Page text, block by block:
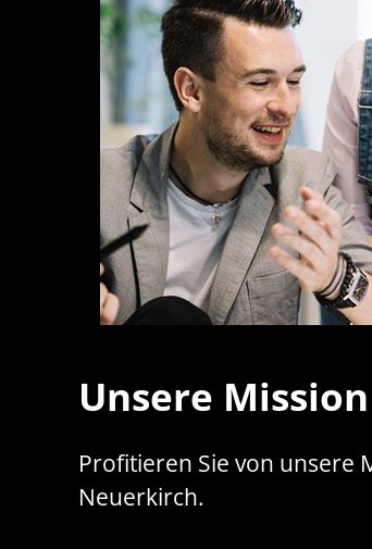
Unsere Mission
Profitieren Sie von unsere
Neuerkirch.